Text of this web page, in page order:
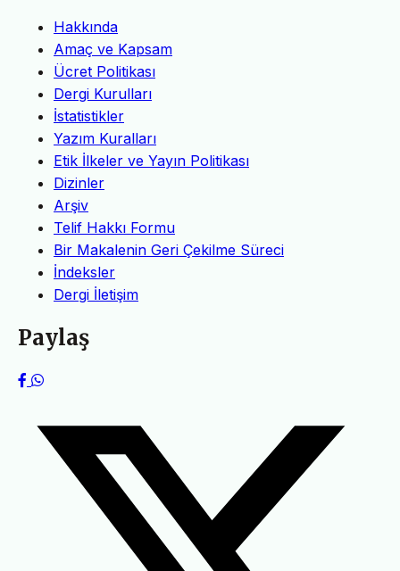
Hakkında
Amaç ve Kapsam
Ücret Politikası
Dergi Kurulları
İstatistikler
Yazım Kuralları
Etik İlkeler ve Yayın Politikası
Dizinler
Arşiv
Telif Hakkı Formu
Bir Makalenin Geri Çekilme Süreci
İndeksler
Dergi İletişim
Paylaş